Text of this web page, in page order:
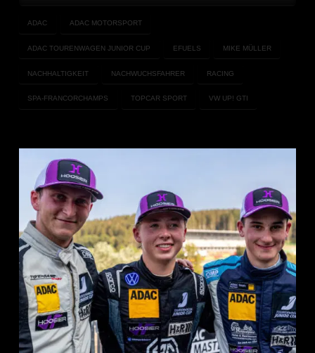
ADAC ADAC MOTORSPORT
ADAC TOURENWAGEN JUNIOR CUP EFUELS MIKE MÜLLER
NACHHALTIGKEIT NACHWUCHSFAHRER RACING
SPA-FRANCORCHAMPS TOPCAR SPORT VW UP! GTI